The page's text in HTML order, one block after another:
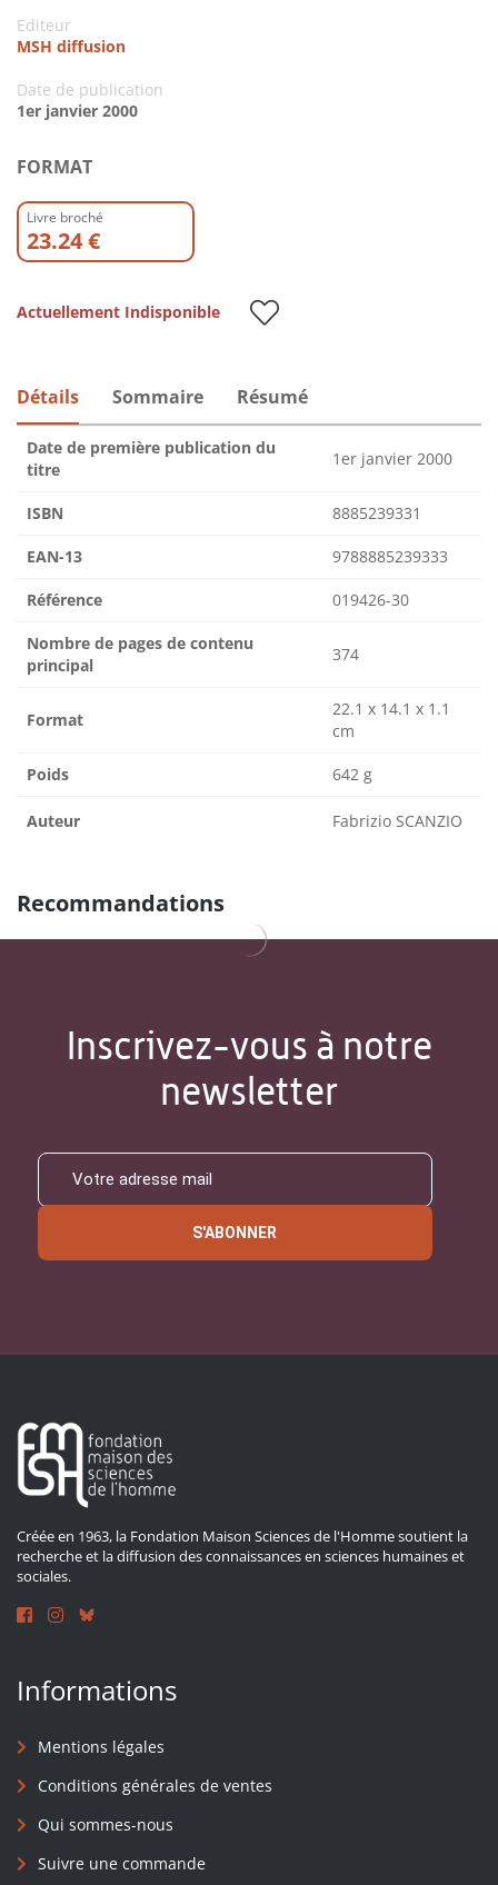
Editeur
MSH diffusion
Date de publication
1er janvier 2000
FORMAT
Livre broché
23.24 €
Actuellement Indisponible
Détails Sommaire Résumé
Date de première publication du
titre
1er janvier 2000
ISBN 8885239331
EAN-13 9788885239333
Référence 019426-30
Nombre de pages de contenu
principal
374
Format
22.1 x 14.1 x 1.1
cm
Poids 642 g
Auteur Fabrizio SCANZIO
Recommandations
Inscrivez-vous à notre
newsletter
S'ABONNER
Créée en 1963, la Fondation Maison Sciences de l'Homme soutient la
recherche et la diffusion des connaissances en sciences humaines et
sociales.
Informations
Mentions légales
Conditions générales de ventes
Qui sommes-nous
Suivre une commande